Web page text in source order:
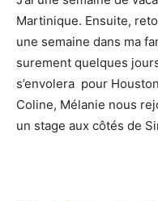
Martinique. Ensuite,
une semaine dans ma
surement quelques
s’envolera pour
Coline, Mélanie nous
un stage aux côtés de